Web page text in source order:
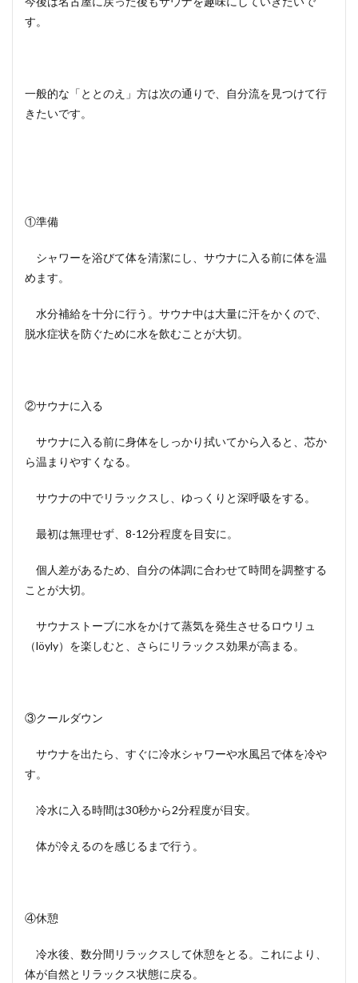
す。
一般的な「ととのえ」方は次の通りで、自分流を見つけて行
きたいです。
①準備
シャワーを浴びて体を清潔にし、サウナに入る前に体を温
めます。
水分補給を十分に行う。サウナ中は大量に汗をかくので、
脱水症状を防ぐために水を飲むことが大切。
②サウナに入る
サウナに入る前に身体をしっかり拭いてから入ると、芯か
ら温まりやすくなる。
サウナの中でリラックスし、ゆっくりと深呼吸をする。
最初は無理せず、8-12分程度を目安に。
個人差があるため、自分の体調に合わせて時間を調整する
ことが大切。
サウナストーブに水をかけて蒸気を発生させるロウリュ
（löyly）を楽しむと、さらにリラックス効果が高まる。
③クールダウン
サウナを出たら、すぐに冷水シャワーや水風呂で体を冷や
す。
冷水に入る時間は30秒から2分程度が目安。
体が冷えるのを感じるまで行う。
④休憩
冷水後、数分間リラックスして休憩をとる。これにより、
体が自然とリラックス状態に戻る。